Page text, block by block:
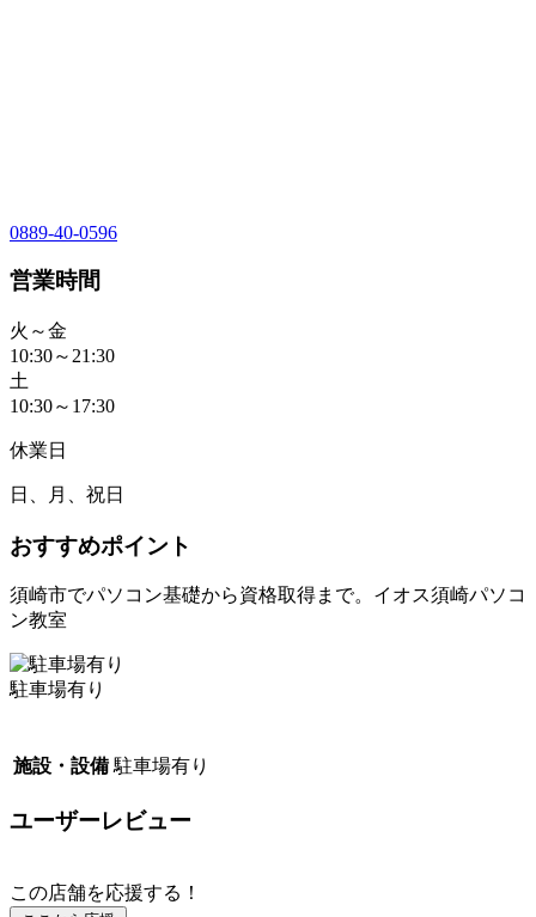
0889-40-0596
営業時間
火～金
10:30～21:30
土
10:30～17:30
休業日
日、月、祝日
おすすめポイント
須崎市でパソコン基礎から資格取得まで。イオス須崎パソコ
ン教室
駐車場有り
施設・設備 駐車場有り
ユーザーレビュー
この店舗を応援する！